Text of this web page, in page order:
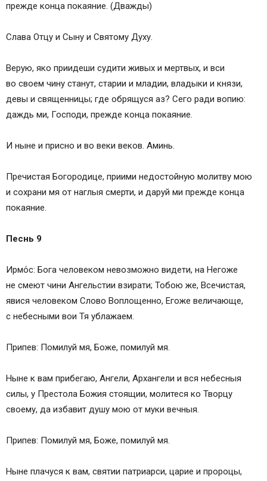
прежде конца покаяние. (Дважды)
Слава Отцу и Сыну и Святому Духу.
Верую, яко приидеши судити живых и мертвых, и вси
во своем чину станут, старии и младии, владыки и князи,
девы и священницы; где обрящуся аз? Сего ради вопию:
даждь ми, Господи, прежде конца покаяние.
И ныне и присно и во веки веков. Аминь.
Пречистая Богородице, приими недостойную молитву мою
и сохрани мя от наглыя смерти, и даруй ми прежде конца
покаяние.
Песнь 9
Ирмо́с: Бога человеком невозможно видети, на Негоже
не смеют чини Ангельстии взирати; Тобою же, Всечистая,
явися человеком Слово Воплощенно, Егоже величающе,
с небесными вои Тя ублажаем.
Припев: Помилуй мя, Боже, помилуй мя.
Ныне к вам прибегаю, Ангели, Архангели и вся небесныя
силы, у Престола Божия стоящии, молитеся ко Творцу
своему, да избавит душу мою от муки вечныя.
Припев: Помилуй мя, Боже, помилуй мя.
Ныне плачуся к вам, святии патриарси, царие и пророцы,